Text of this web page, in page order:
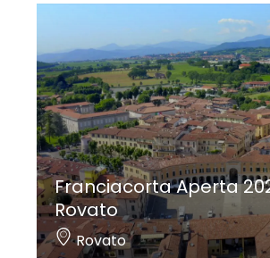
Franciacorta Aperta
Rovato
Rovato